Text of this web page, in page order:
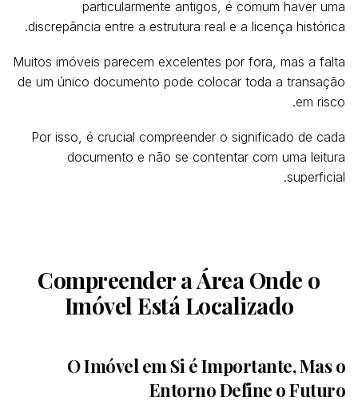
particularmente antigos, é comum haver uma
discrepância entre a estrutura real e a licença histórica.
Muitos imóveis parecem excelentes por fora, mas a falta
de um único documento pode colocar toda a transação
em risco.
Por isso, é crucial compreender o significado de cada
documento e não se contentar com uma leitura
superficial.
Compreender a Área Onde o
Imóvel Está Localizado
O Imóvel em Si é Importante, Mas o
Entorno Define o Futuro